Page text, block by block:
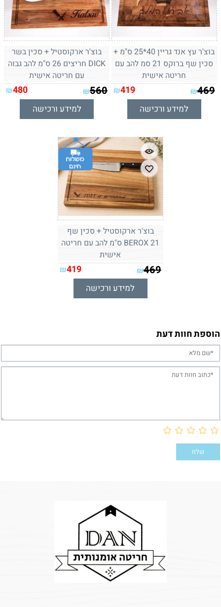
בוצ'ר עץ אנד גריין 40*25 ס"מ +
סכין שף ברוקס 21 סמ להב עם
חריטה אישית
₪469
₪419
למידע ורכישה
בוצ'ר ארקוסטיל + סכין בשר
DICK חריצים 26 ס"מ להב גבוה
עם חריטה אישית
₪560
₪480
למידע ורכישה
בוצ'ר ארקוסטיל + סכין שף
BEROX 21 ס"מ להב עם חריטה
אישית
₪469
₪419
למידע ורכישה
הוספת חוות דעת